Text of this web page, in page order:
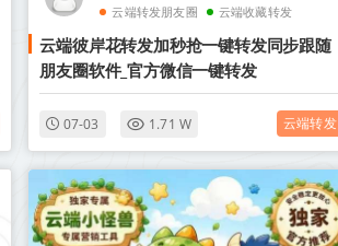
云端转发朋友圈 云端收藏转发
云端彼岸花转发加秒抢一键转发同步跟随
朋友圈软件_官方微信一键转发
07-03 1.71 W 云端转发